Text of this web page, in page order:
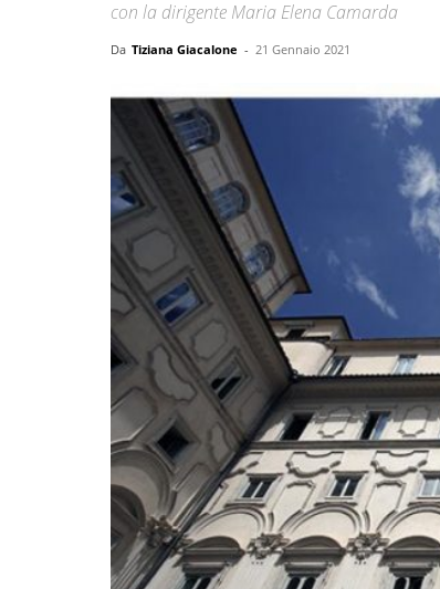
con la dirigente Maria Elena Camarda
Da Tiziana Giacalone - 21 Gennaio 2021